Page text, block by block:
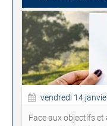
vendredi 14
Face aux objectifs